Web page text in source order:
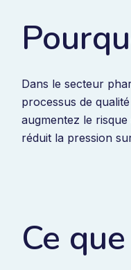
Dans le secteur
processus de
augmentez le
réduit la pression
Ce